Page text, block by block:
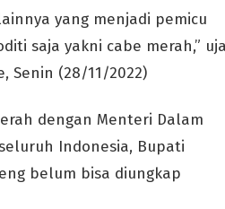
yang menjadi pemicu
saja yakni cabe merah,”
Senin (28/11/2022)
dengan Menteri Dalam
Indonesia, Bupati
belum bisa diungkap